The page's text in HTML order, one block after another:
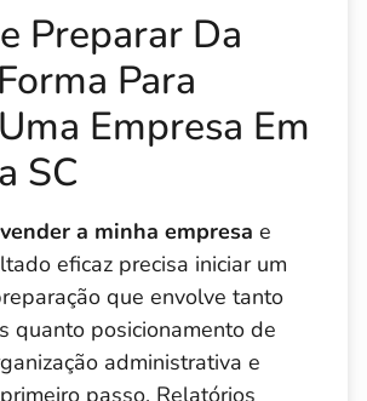
Preparar Da
Para
Empresa Em
SC
vender a minha empresa e
eficaz precisa iniciar um
que envolve tanto
quanto posicionamento de
administrativa e
passo. Relatórios